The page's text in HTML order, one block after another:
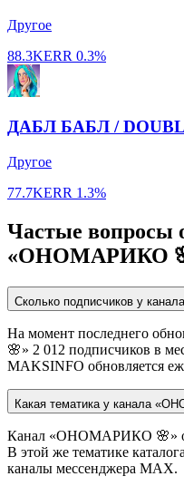
Другое
88.3KERR 0.3%
ДАБЛ БАБЛ /
Другое
77.7KERR 1.3%
Частые вопросы
«ОНОМАРИКО
Сколько подписчиков у
На момент последнего
🌸» 2 012 подписчиков в
MAKSINFO обновляется
Какая тематика у канала
Канал «ОНОМАРИКО 🌸»
В этой же тематике
каналы мессенджера MAX.